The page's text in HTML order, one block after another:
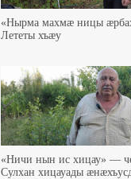
«Нырма махмæ ницы
Лететы хъæу
«Ничи нын ис хицау» —
Сулхан хицауады